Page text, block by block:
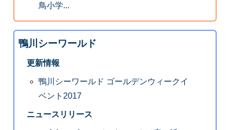
鳥小学...
鴨川シーワールド
更新情報
鴨川シーワールド ゴールデンウィークイ
ベント2017
ニュースリリース